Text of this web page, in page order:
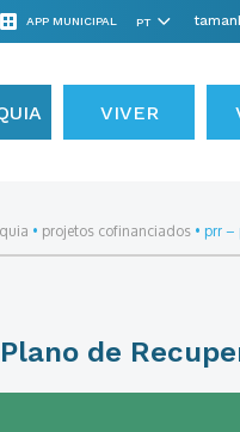
APP MUNICIPAL
VIVER
• projetos cofinanciados• prr
de